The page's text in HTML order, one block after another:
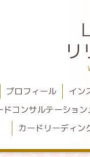
プロフィール イン
ドコンサルテーション
カードリーディン